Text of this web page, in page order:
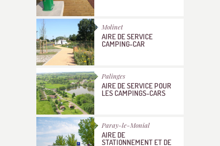
Molinet
AIRE DE SERVICE
CAMPING-CAR
Palinges
AIRE DE SERVICE POUR
LES CAMPINGS-CARS
Paray-le-Monial
AIRE DE
STATIONNEMENT ET DE